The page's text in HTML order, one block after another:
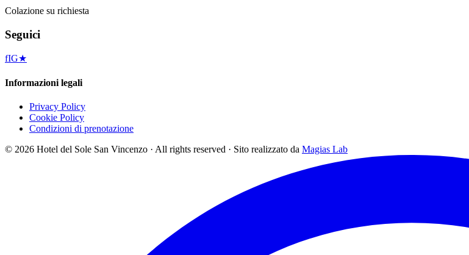
Colazione su richiesta
Seguici
fIG★
Informazioni legali
Privacy Policy
Cookie Policy
Condizioni di prenotazione
© 2026 Hotel del Sole San Vincenzo · All rights reserved · Sito realizzato da Magias Lab